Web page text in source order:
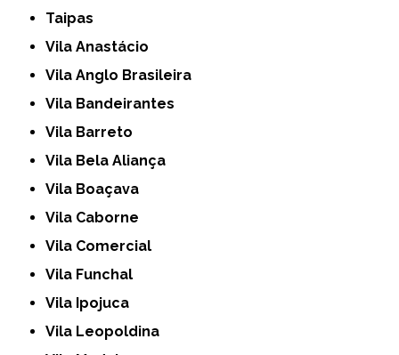
Taipas
Vila Anastácio
Vila Anglo Brasileira
Vila Bandeirantes
Vila Barreto
Vila Bela Aliança
Vila Boaçava
Vila Caborne
Vila Comercial
Vila Funchal
Vila Ipojuca
Vila Leopoldina